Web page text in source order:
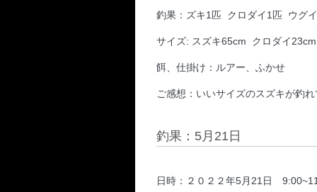
釣果：ズキ1匹 クロダイ1匹 ウ
サイズ: スズキ65cm クロダイ
餌、仕掛け：ルアー、ふかせ
ご感想：いいサイズのスズキが釣
釣果：5月21日
日時：２０２２年5月21日